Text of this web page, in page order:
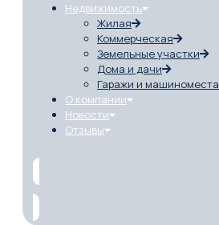
Недвижимость
Жилая
Коммерческая
Земельные участки
Дома и дачи
Гаражи и машиноместа
О компании
Новости
Отзывы